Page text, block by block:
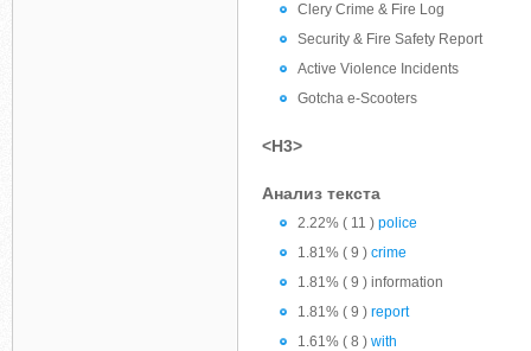
Clery Crime & Fire Log
Security & Fire Safety Report
Active Violence Incidents
Gotcha e-Scooters
<H3>
Анализ текста
2.22% ( 11 ) police
1.81% ( 9 ) crime
1.81% ( 9 ) information
1.81% ( 9 ) report
1.61% ( 8 ) with